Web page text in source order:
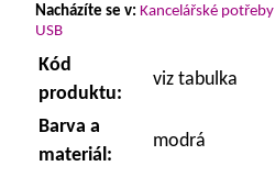
Nacházíte se v: Kancelářské potřeby
USB
Kód
produktu:
viz tabulka
Barva a
materiál:
modrá